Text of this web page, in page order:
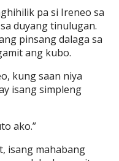
pa si Ireneo sa
duyang tinulugan.
pinsang dalaga sa
ang kubo.
kung saan niya
isang simpleng
ako.”
isang mahabang